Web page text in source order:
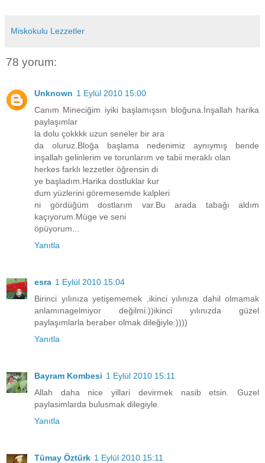
Miskokulu Lezzetler
78 yorum:
Unknown 1 Eylül 2010 15:00
Canım Mineciğim iyiki başlamışsın bloğuna.İnşallah harika
paylaşımlar
la dolu çokkkk uzun seneler bir ara
da oluruz.Bloğa başlama nedenimiz aynıymış bende
inşallah gelinlerim ve torunlarım ve tabii meraklı olan
herkes farklı lezzetler öğrensin di
ye başladım.Harika dostluklar kur
dum yüzlerini göremesemde kalpleri
ni gördüğüm dostlarım var.Bu arada tabağı aldım
kaçıyorum.Müge ve seni
öpüyorum...
Yanıtla
esra 1 Eylül 2010 15:04
Birinci yılınıza yetişememek ,ikinci yılınıza dahil olmamak
anlamınagelmiyor değilmi:))ikinci yılınızda güzel
paylaşımlarla beraber olmak dileğiyle:))))
Yanıtla
Bayram Kombesi 1 Eylül 2010 15:11
Allah daha nice yillari devirmek nasib etsin. Guzel
paylasimlarda bulusmak dilegiyle.
Yanıtla
Tümay Öztürk 1 Eylül 2010 15:11